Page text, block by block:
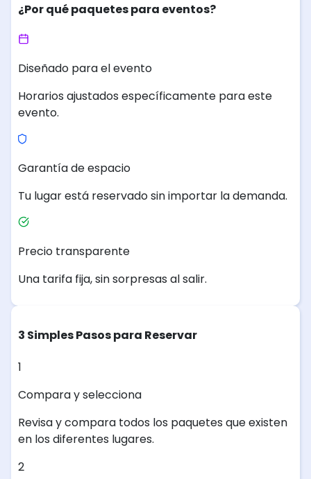
¿Por qué paquetes para eventos?
Diseñado para el evento
Horarios ajustados específicamente para este
evento.
Garantía de espacio
Tu lugar está reservado sin importar la demanda.
Precio transparente
Una tarifa fija, sin sorpresas al salir.
3 Simples Pasos para Reservar
1
Compara y selecciona
Revisa y compara todos los paquetes que existen
en los diferentes lugares.
2